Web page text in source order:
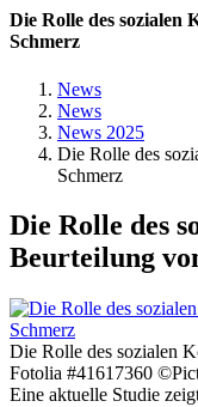
Die Rolle des sozialen
Schmerz
News
News
News 2025
Die Rolle des
Schmerz
Die Rolle des
Beurteilung
Die Rolle des sozialen
Fotolia #41617360
Eine aktuelle Studie